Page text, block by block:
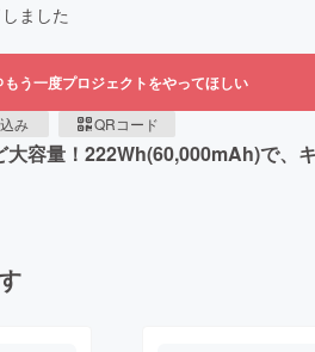
ました
もう一度プロジェクトをやってほしい
み QRコード
容量！222Wh(60,000mAh)で、